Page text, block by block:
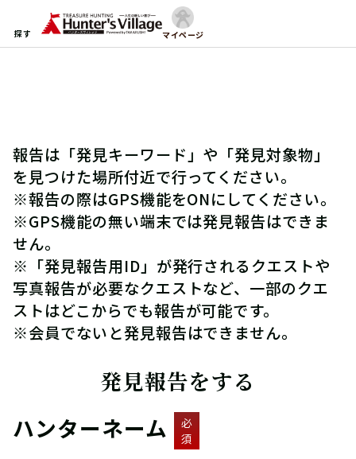
探す マイページ
報告は「発見キーワード」や「発見対象物」
を見つけた場所付近で行ってください。
※報告の際はGPS機能をONにしてください。
※GPS機能の無い端末では発見報告はできま
せん。
※「発見報告用ID」が発行されるクエストや
写真報告が必要なクエストなど、一部のクエ
ストはどこからでも報告が可能です。
※会員でないと発見報告はできません。
発見報告をする
ハンターネーム
必
須